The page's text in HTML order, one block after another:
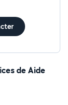
de Aide